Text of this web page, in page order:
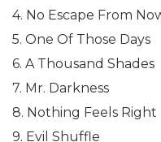
4. No Escape From
5. One Of Those Days
6. A Thousand Shades
7. Mr. Darkness
8. Nothing Feels Right
9. Evil Shuffle